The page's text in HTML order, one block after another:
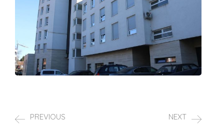
PREVIOUS NEXT